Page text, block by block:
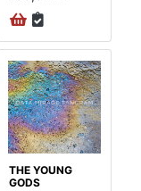
THE YOUNG
GODS